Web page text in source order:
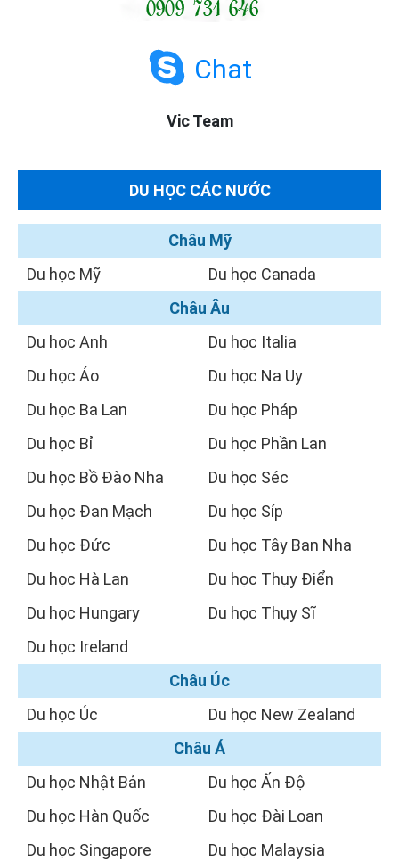
Chat
Vic Team
DU HỌC CÁC NƯỚC
Châu Mỹ
Du học Mỹ
Du học Canada
Châu Âu
Du học Anh
Du học Áo
Du học Ba Lan
Du học Bỉ
Du học Bồ Đào Nha
Du học Đan Mạch
Du học Đức
Du học Hà Lan
Du học Hungary
Du học Ireland
Du học Italia
Du học Na Uy
Du học Pháp
Du học Phần Lan
Du học Séc
Du học Síp
Du học Tây Ban Nha
Du học Thụy Điển
Du học Thụy Sĩ
Châu Úc
Du học Úc
Du học New Zealand
Châu Á
Du học Nhật Bản
Du học Hàn Quốc
Du học Singapore
Du học Ấn Độ
Du học Đài Loan
Du học Malaysia